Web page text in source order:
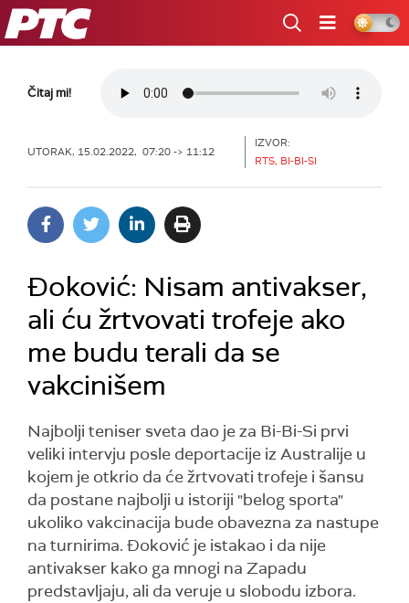
RTS
Čitaj mi!
UTORAK, 15.02.2022, 07:20 -> 11:12
IZVOR:
RTS, BI-BI-SI
Đoković: Nisam antivakser,
ali ću žrtvovati trofeje ako
me budu terali da se
vakcinišem
Najbolji teniser sveta dao je za Bi-Bi-Si prvi
veliki intervju posle deportacije iz Australije u
kojem je otkrio da će žrtvovati trofeje i šansu
da postane najbolji u istoriji "belog sporta"
ukoliko vakcinacija bude obavezna za nastupe
na turnirima. Đoković je istakao i da nije
antivakser kako ga mnogi na Zapadu
predstavljaju, ali da veruje u slobodu izbora.